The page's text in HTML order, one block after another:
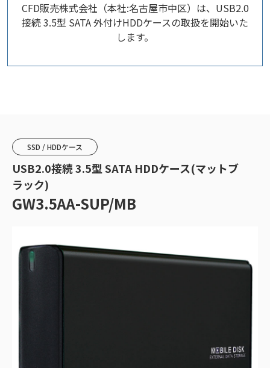
CFD販売株式会社（本社:名古屋市中区）は、USB2.0
接続 3.5型 SATA 外付けHDDケースの取扱を開始いた
します。
SSD / HDDケース
USB2.0接続 3.5型 SATA HDDケース(マットブ
ラック)
GW3.5AA-SUP/MB